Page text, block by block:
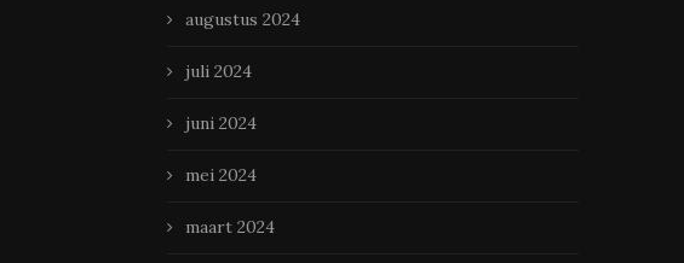
augustus 2024
juli 2024
juni 2024
mei 2024
maart 2024